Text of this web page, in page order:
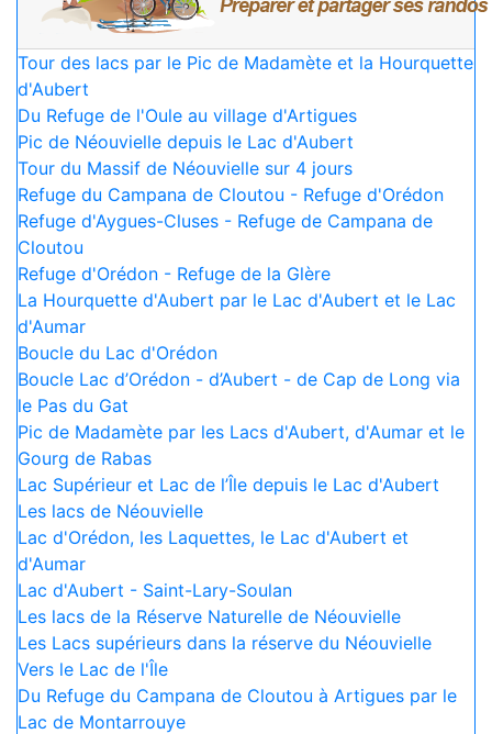
Tour des lacs par le Pic de Madamète et la Hourquette
d'Aubert
Du Refuge de l'Oule au village d'Artigues
Pic de Néouvielle depuis le Lac d'Aubert
Tour du Massif de Néouvielle sur 4 jours
Refuge du Campana de Cloutou - Refuge d'Orédon
Refuge d'Aygues-Cluses - Refuge de Campana de
Cloutou
Refuge d'Orédon - Refuge de la Glère
La Hourquette d'Aubert par le Lac d'Aubert et le Lac
d'Aumar
Boucle du Lac d'Orédon
Boucle Lac d’Orédon - d’Aubert - de Cap de Long via
le Pas du Gat
Pic de Madamète par les Lacs d'Aubert, d'Aumar et le
Gourg de Rabas
Lac Supérieur et Lac de l’Île depuis le Lac d'Aubert
Les lacs de Néouvielle
Lac d'Orédon, les Laquettes, le Lac d'Aubert et
d'Aumar
Lac d'Aubert - Saint-Lary-Soulan
Les lacs de la Réserve Naturelle de Néouvielle
Les Lacs supérieurs dans la réserve du Néouvielle
Vers le Lac de l'Île
Du Refuge du Campana de Cloutou à Artigues par le
Lac de Montarrouye